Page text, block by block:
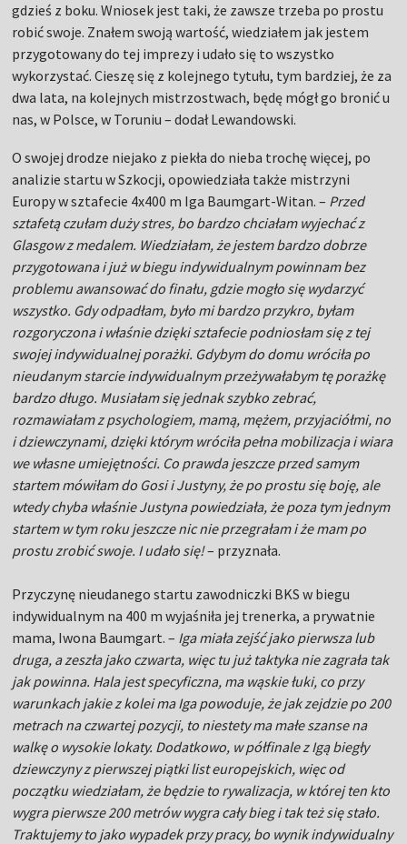
gdzieś z boku. Wniosek jest taki, że zawsze trzeba po prostu
robić swoje. Znałem swoją wartość, wiedziałem jak jestem
przygotowany do tej imprezy i udało się to wszystko
wykorzystać. Cieszę się z kolejnego tytułu, tym bardziej, że za
dwa lata, na kolejnych mistrzostwach, będę mógł go bronić u
nas, w Polsce, w Toruniu – dodał Lewandowski.
O swojej drodze niejako z piekła do nieba trochę więcej, po
analizie startu w Szkocji, opowiedziała także mistrzyni
Europy w sztafecie 4x400 m Iga Baumgart-Witan. – Przed
sztafetą czułam duży stres, bo bardzo chciałam wyjechać z
Glasgow z medalem. Wiedziałam, że jestem bardzo dobrze
przygotowana i już w biegu indywidualnym powinnam bez
problemu awansować do finału, gdzie mogło się wydarzyć
wszystko. Gdy odpadłam, było mi bardzo przykro, byłam
rozgoryczona i właśnie dzięki sztafecie podniosłam się z tej
swojej indywidualnej porażki. Gdybym do domu wróciła po
nieudanym starcie indywidualnym przeżywałabym tę porażkę
bardzo długo. Musiałam się jednak szybko zebrać,
rozmawiałam z psychologiem, mamą, mężem, przyjaciółmi, no
i dziewczynami, dzięki którym wróciła pełna mobilizacja i wiara
we własne umiejętności. Co prawda jeszcze przed samym
startem mówiłam do Gosi i Justyny, że po prostu się boję, ale
wtedy chyba właśnie Justyna powiedziała, że poza tym jednym
startem w tym roku jeszcze nic nie przegrałam i że mam po
prostu zrobić swoje. I udało się!– przyznała.
Przyczynę nieudanego startu zawodniczki BKS w biegu
indywidualnym na 400 m wyjaśniła jej trenerka, a prywatnie
mama, Iwona Baumgart. – Iga miała zejść jako pierwsza lub
druga, a zeszła jako czwarta, więc tu już taktyka nie zagrała tak
jak powinna. Hala jest specyficzna, ma wąskie łuki, co przy
warunkach jakie z kolei ma Iga powoduje, że jak zejdzie po 200
metrach na czwartej pozycji, to niestety ma małe szanse na
walkę o wysokie lokaty. Dodatkowo, w półfinale z Igą biegły
dziewczyny z pierwszej piątki list europejskich, więc od
początku wiedziałam, że będzie to rywalizacja, w której ten kto
wygra pierwsze 200 metrów wygra cały bieg i tak też się stało.
Traktujemy to jako wypadek przy pracy, bo wynik indywidualny